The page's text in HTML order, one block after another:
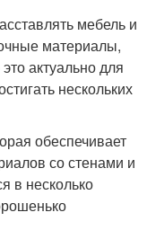
мебель и
материалы,
актуально для
нескольких
обеспечивает
со стенами и
в несколько